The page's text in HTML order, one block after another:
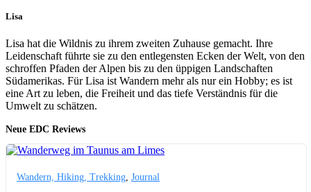
Lisa
Lisa hat die Wildnis zu ihrem zweiten Zuhause gemacht. Ihre
Leidenschaft führte sie zu den entlegensten Ecken der Welt, von den
schroffen Pfaden der Alpen bis zu den üppigen Landschaften
Südamerikas. Für Lisa ist Wandern mehr als nur ein Hobby; es ist
eine Art zu leben, die Freiheit und das tiefe Verständnis für die
Umwelt zu schätzen.
Neue EDC Reviews
Wandern, Hiking, Trekking, Journal